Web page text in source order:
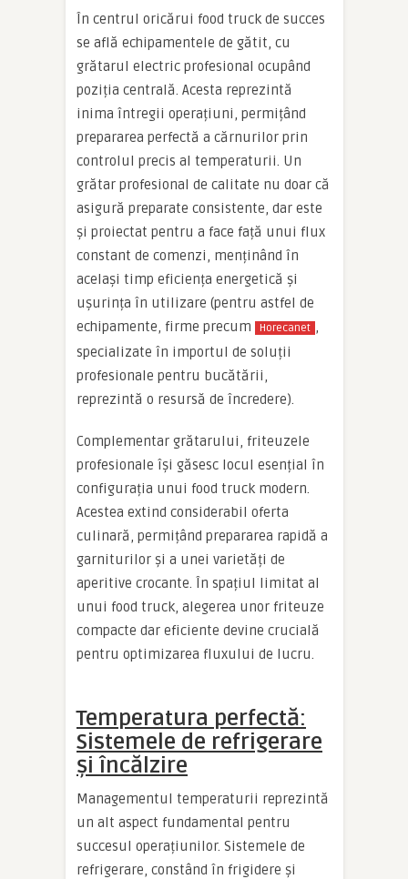
În centrul oricărui food truck de succes
se află echipamentele de gătit, cu
grătarul electric profesional ocupând
poziția centrală. Acesta reprezintă
inima întregii operațiuni, permițând
prepararea perfectă a cărnurilor prin
controlul precis al temperaturii. Un
grătar profesional de calitate nu doar că
asigură preparate consistente, dar este
și proiectat pentru a face față unui flux
constant de comenzi, menținând în
același timp eficiența energetică și
ușurința în utilizare (pentru astfel de
echipamente, firme precum
Horecanet ,
specializate în importul de soluții
profesionale pentru bucătării,
reprezintă o resursă de încredere).
Complementar grătarului, friteuzele
profesionale își găsesc locul esențial în
configurația unui food truck modern.
Acestea extind considerabil oferta
culinară, permițând prepararea rapidă a
garniturilor și a unei varietăți de
aperitive crocante. În spațiul limitat al
unui food truck, alegerea unor friteuze
compacte dar eficiente devine crucială
pentru optimizarea fluxului de lucru.
Temperatura perfectă:
Sistemele de refrigerare
și încălzire
Managementul temperaturii reprezintă
un alt aspect fundamental pentru
succesul operațiunilor. Sistemele de
refrigerare, constând în frigidere și